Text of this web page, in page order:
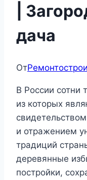
|
дача
От
В России сотни
из которых
и отражением
традиций
деревянные
постройки,